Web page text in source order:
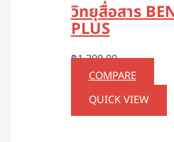
วิทยุสื่อสาร
PLUS
฿1,300.00
COMPARE
QUICK VIEW